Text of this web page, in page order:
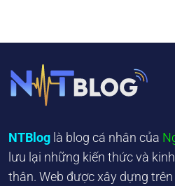
NTBlog là blog cá nhân của
lưu lại những kiến thức và
thân. Web được xây dựng